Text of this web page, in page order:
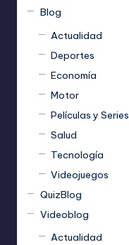
Blog
Actualidad
Deportes
Economía
Motor
Películas y Series
Salud
Tecnología
Videojuegos
QuizBlog
Videoblog
Actualidad